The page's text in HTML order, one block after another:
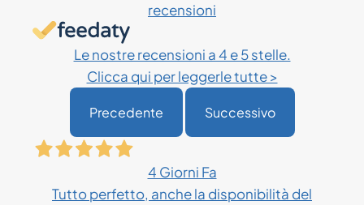
recensioni
Le nostre recensioni a 4 e 5 stelle.
Clicca qui per leggerle tutte >
Precedente Successivo
4 Giorni Fa
Tutto perfetto, anche la disponibilità del